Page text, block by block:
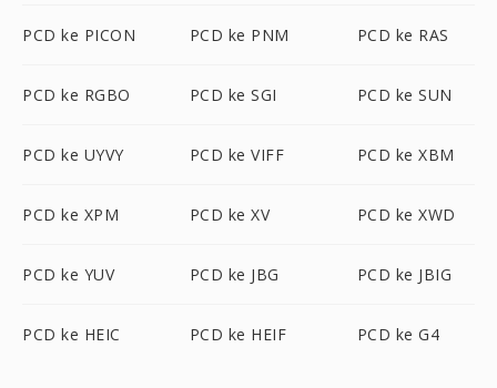
PCD ke PICON PCD ke PNM PCD ke RAS
PCD ke RGBO PCD ke SGI PCD ke SUN
PCD ke UYVY PCD ke VIFF PCD ke XBM
PCD ke XPM PCD ke XV PCD ke XWD
PCD ke YUV PCD ke JBG PCD ke JBIG
PCD ke HEIC PCD ke HEIF PCD ke G4